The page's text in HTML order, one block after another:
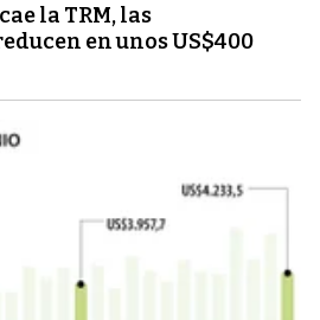
la TRM, las
en unos US$400